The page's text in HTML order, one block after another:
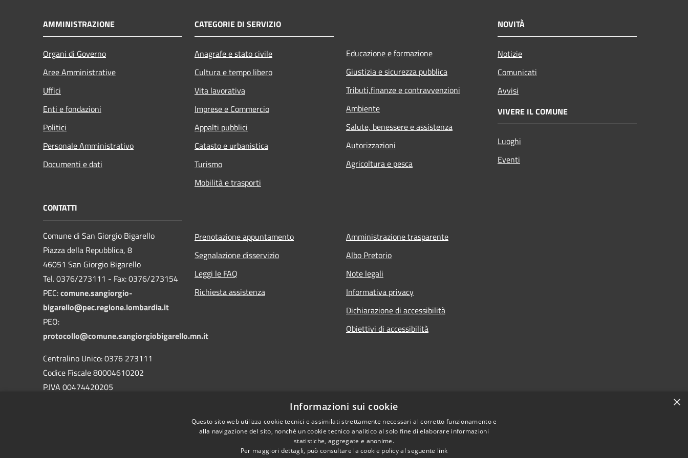
AMMINISTRAZIONE
Organi di Governo
Aree Amministrative
Uffici
Enti e fondazioni
Politici
Personale Amministrativo
Documenti e dati
CATEGORIE DI SERVIZIO
Anagrafe e stato civile
Cultura e tempo libero
Vita lavorativa
Imprese e Commercio
Appalti pubblici
Catasto e urbanistica
Turismo
Mobilità e trasporti
Educazione e formazione
Giustizia e sicurezza pubblica
Tributi,finanze e contravvenzioni
Ambiente
Salute, benessere e assistenza
Autorizzazioni
Agricoltura e pesca
NOVITÀ
Notizie
Comunicati
Avvisi
VIVERE IL COMUNE
Luoghi
Eventi
CONTATTI
Comune di San Giorgio Bigarello
Piazza della Repubblica, 8
46051 San Giorgio Bigarello
Tel. 0376/273111 - Fax: 0376/273154
PEC:comune.sangiorgio-
bigarello@pec.regione.lombardia.it
PEO:
protocollo@comune.sangiorgiobigarello.mn.it
Centralino Unico: 0376 273111
Codice Fiscale 80004610202
P.IVA 00474420205
Prenotazione appuntamento
Segnalazione disservizio
Leggi le FAQ
Richiesta assistenza
Amministrazione trasparente
Albo Pretorio
Note legali
Informativa privacy
Dichiarazione di accessibilità
Obiettivi di accessibilità
×
Informazioni sui cookie
Questo sito web utilizza cookie tecnici e assimilati strettamente necessari al corretto funzionamento e
alla navigazione del sito, nonché un cookie tecnico analitico al solo fine di elaborare informazioni
statistiche, aggregate e anonime.
Per maggiori dettagli, può consultare la cookie policy al seguente link